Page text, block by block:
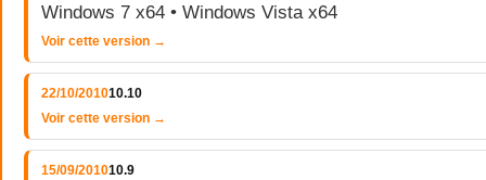
Windows 7 x64 • Windows Vista x64
Voir cette version →
22/10/201010.10
Voir cette version →
15/09/201010.9